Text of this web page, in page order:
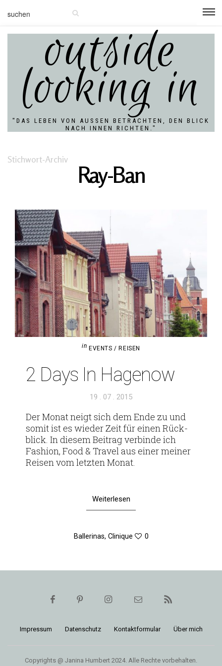
outside
looking in
"DAS LEBEN VON AUSSEN BETRACHTEN, DEN BLICK N
ACH INNEN RICHTEN."
Stichwort-Archiv
Ray-Ban
in EVENTS / REISEN
2 Days In Hagenow
Veröffentlicht
19 . 07 . 2015
Der Monat neigt sich dem Ende zu und
somit ist es wieder Zeit für einen Rück­
blick. In diesem Bei­trag ver­binde ich
Fashion, Food & Travel aus einer meiner
Reisen vom letzten Monat.
Weiterlesen
Ballerinas, Clinique 0
Impressum Daten­schutz Kon­takt­for­mular Über mich
Copyrights @ Janina Humbert 2024. Alle Rechte vorbehalten.